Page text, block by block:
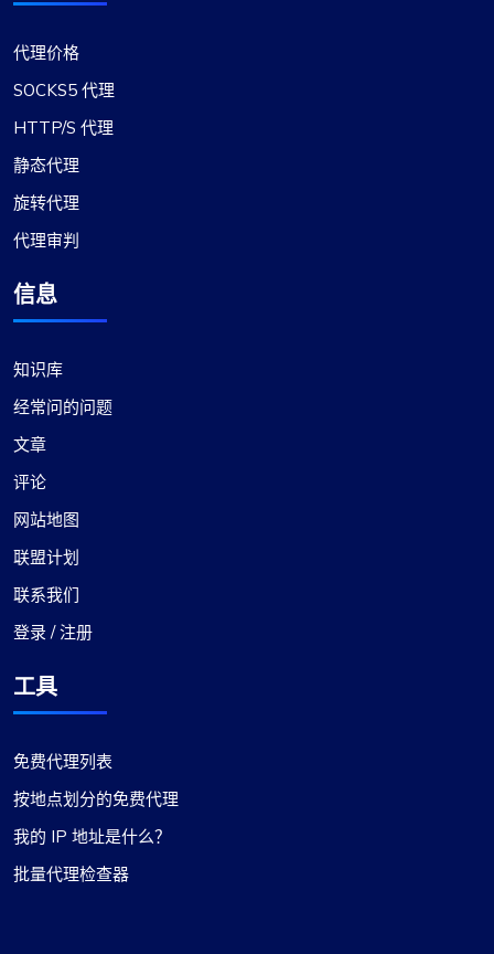
代理价格
SOCKS5 代理
HTTP/S 代理
静态代理
旋转代理
代理审判
信息
知识库
经常问的问题
文章
评论
网站地图
联盟计划
联系我们
登录 / 注册
工具
免费代理列表
按地点划分的免费代理
我的 IP 地址是什么？
批量代理检查器